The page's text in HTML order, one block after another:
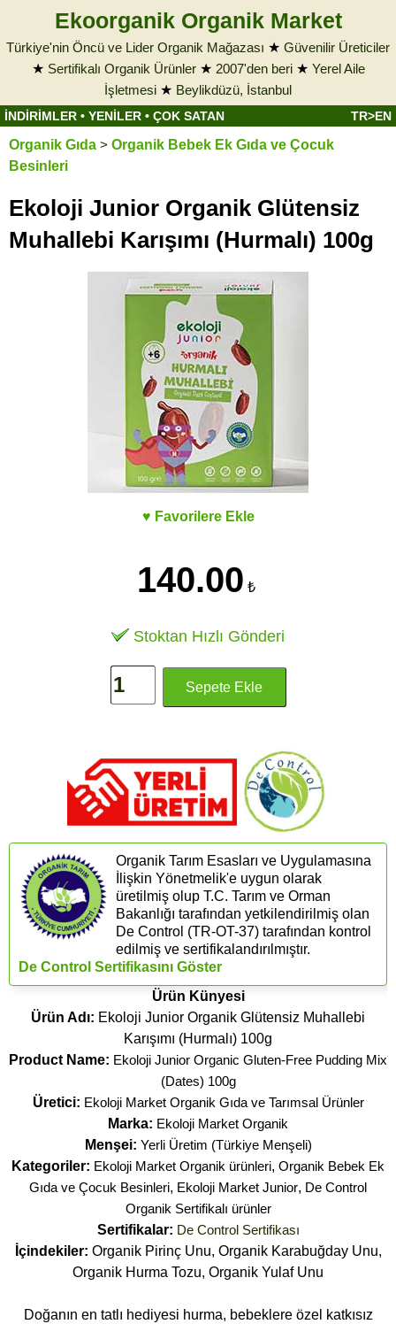
Ekoorganik Organik Market
Türkiye'nin Öncü ve Lider Organik Mağazası ★ Güvenilir Üreticiler
★ Sertifikalı Organik Ürünler★ 2007'den beri★ Yerel Aile
İşletmesi ★ Beylikdüzü, İstanbul
İNDİRİMLER • YENİLER • ÇOK SATAN TR>EN
Organik Gıda > Organik Bebek Ek Gıda ve Çocuk
Besinleri
Ekoloji Junior Organik Glütensiz
Muhallebi Karışımı (Hurmalı) 100g
♥ Favorilere Ekle
140.00 ₺
Stoktan Hızlı Gönderi
Organik Tarım Esasları ve Uygulamasına
İlişkin Yönetmelik'e uygun olarak
üretilmiş olup T.C. Tarım ve Orman
Bakanlığı tarafından yetkilendirilmiş olan
De Control (​TR-OT-37) tarafından kontrol
edilmiş ve sertifikalandırılmıştır.
De Control Sertifikasını Göster
Ürün Künyesi
Ürün Adı: Ekoloji Junior Organik Glütensiz Muhallebi
Karışımı (Hurmalı) 100g
Product Name: Ekoloji Junior Organic Gluten-Free Pudding Mix
(Dates) 100g
Üretici: Ekoloji Market Organik Gıda ve Tarımsal Ürünler
Marka: Ekoloji Market Organik
Menşei: Yerli Üretim (Türkiye Menşeli)
Kategoriler: Ekoloji Market Organik ürünleri, Organik Bebek Ek
Gıda ve Çocuk Besinleri, Ekoloji Market Junior, De Control
Organik Sertifikalı ürünler
Sertifikalar: De Control Sertifikası
İçindekiler: Organik Pirinç Unu, Organik Karabuğday Unu,
Organik Hurma Tozu, Organik Yulaf Unu
Doğanın en tatlı hediyesi hurma, bebeklere özel katkısız